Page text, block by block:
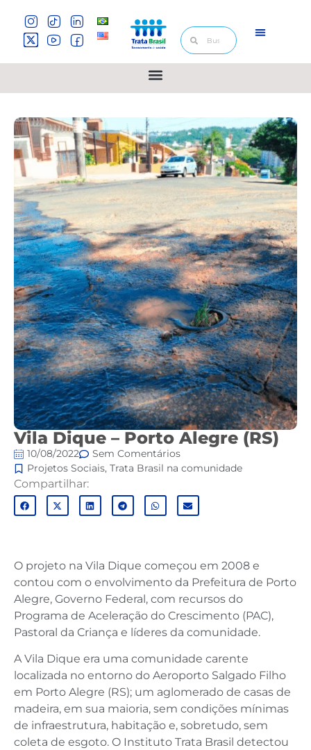
Vila Dique – Porto Alegre (RS)
10/08/2022
Sem Comentários
Projetos Sociais, Trata Brasil na comunidade
Compartilhar:
O projeto na Vila Dique começou em 2008 e
contou com o envolvimento da Prefeitura de Porto
Alegre, Governo Federal, com recursos do
Programa de Aceleração do Crescimento (PAC),
Pastoral da Criança e líderes da comunidade.
A Vila Dique era uma comunidade carente
localizada no entorno do Aeroporto Salgado Filho
em Porto Alegre (RS); um aglomerado de casas de
madeira, em sua maioria, sem condições mínimas
de infraestrutura, habitação e, sobretudo, sem
coleta de esgoto. O Instituto Trata Brasil detectou